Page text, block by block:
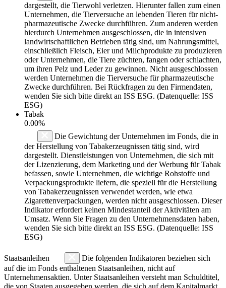
dargestellt, die Tierwohl verletzen. Hierunter fallen zum einen
Unternehmen, die Tierversuche an lebenden Tieren für nicht-
pharmazeutische Zwecke durchführen. Zum anderen werden
hierdurch Unternehmen ausgeschlossen, die in intensiven
landwirtschaftlichen Betrieben tätig sind, um Nahrungsmittel,
einschließlich Fleisch, Eier und Milchprodukte zu produzieren
oder Unternehmen, die Tiere züchten, fangen oder schlachten,
um ihren Pelz und Leder zu gewinnen. Nicht ausgeschlossen
werden Unternehmen die Tierversuche für pharmazeutische
Zwecke durchführen. Bei Rückfragen zu den Firmendaten,
wenden Sie sich bitte direkt an ISS ESG. (Datenquelle: ISS
ESG)
Tabak
0.00%
Die Gewichtung der Unternehmen im Fonds, die in
der Herstellung von Tabakerzeugnissen tätig sind, wird
dargestellt. Dienstleistungen von Unternehmen, die sich mit
der Lizenzierung, dem Marketing und der Werbung für Tabak
befassen, sowie Unternehmen, die wichtige Rohstoffe und
Verpackungsprodukte liefern, die speziell für die Herstellung
von Tabakerzeugnissen verwendet werden, wie etwa
Zigarettenverpackungen, werden nicht ausgeschlossen. Dieser
Indikator erfordert keinen Mindestanteil der Aktivitäten am
Umsatz. Wenn Sie Fragen zu den Unternehmensdaten haben,
wenden Sie sich bitte direkt an ISS ESG. (Datenquelle: ISS
ESG)
Staatsanleihen
Die folgenden Indikatoren beziehen sich
auf die im Fonds enthaltenen Staatsanleihen, nicht auf
Unternehmensaktien. Unter Staatsanleihen versteht man Schuldtitel,
die von Staaten ausgegeben werden, die sich auf dem Kapitalmarkt